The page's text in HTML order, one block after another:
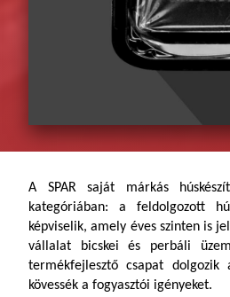
A SPAR saját márkás
kategóriában: a feldolgozott
képviselik, amely éves szinten is
vállalat bicskei és perbáli
termékfejlesztő csapat
kövessék a fogyasztói igényeket.